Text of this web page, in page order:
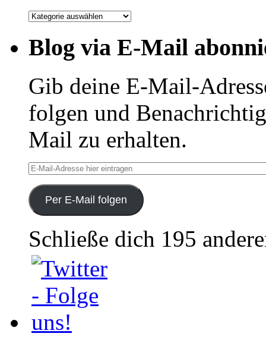
Kategorien
Blog via E-Mail
Gib deine E-Mail-
folgen und
Mail zu erhalten.
E-
Mail-
Adresse
hier
eintragen
Per E-Mail folgen
Schließe dich 195